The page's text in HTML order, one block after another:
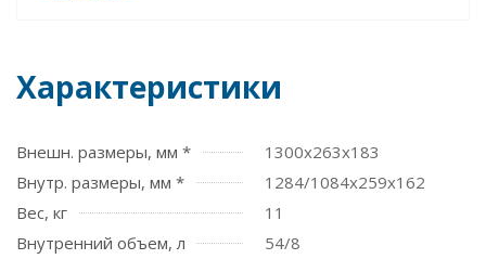
Характеристики
Внешн. размеры, мм *
1300x263x183
Внутр. размеры, мм *
1284/1084x259x162
Вес, кг
11
Внутренний объем, л
54/8